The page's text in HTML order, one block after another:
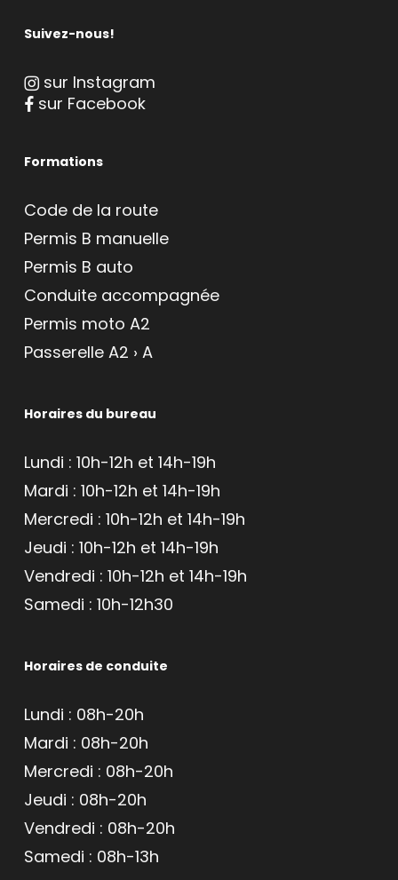
Suivez-nous!
sur Instagram
sur Facebook
Formations
Code de la route
Permis B manuelle
Permis B auto
Conduite accompagnée
Permis moto A2
Passerelle A2 › A
Horaires du bureau
Lundi : 10h-12h et 14h-19h
Mardi : 10h-12h et 14h-19h
Mercredi : 10h-12h et 14h-19h
Jeudi : 10h-12h et 14h-19h
Vendredi : 10h-12h et 14h-19h
Samedi : 10h-12h30
Horaires de conduite
Lundi : 08h-20h
Mardi : 08h-20h
Mercredi : 08h-20h
Jeudi : 08h-20h
Vendredi : 08h-20h
Samedi : 08h-13h